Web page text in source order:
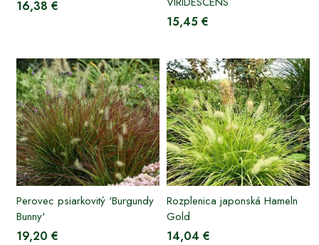
16,38 €
15,45 €
Perovec psiarkovitý 'Burgundy
Bunny'
19,20 €
Rozplenica japonská Hameln
Gold
14,04 €